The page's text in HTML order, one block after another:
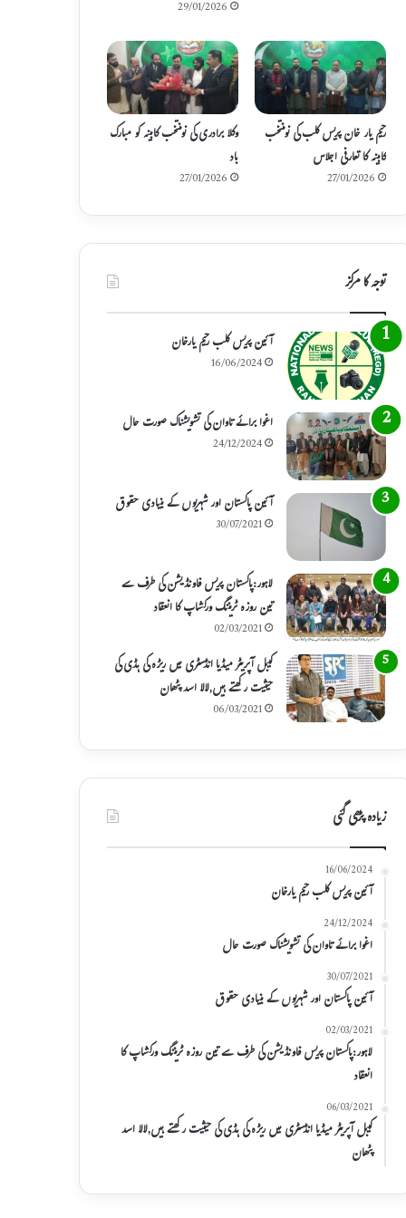
29/01/2026
رحیم یار خان پریس کلب کی نومنتخب
کابینہ کا تعارفی اجلاس
27/01/2026
وکلا برادری کی نومنتخب کابینہ کو مبارک
باد
27/01/2026
توجہ کا مرکز
آئین پریس کلب رحیم یارخان
16/06/2024
اغوا برائے تاوان کی تشویشناک صورت حال
24/12/2024
آئین پاکستان اور شہریوں کے بنیادی حقوق
30/07/2021
لاہور:پاکستان پریس فاونڈیشن کی طرف سے
تین روزہ ٹریننگ ورکشاپ کا انعقاد
02/03/2021
کیبل آپریٹر میڈیا انڈسٹری میں ریڑہ کی ہڈی کی
حیثیت رکھتے ہیں,لالا اسد پٹھان
06/03/2021
زیادہ پڑھی گئی
16/06/2024
آئین پریس کلب رحیم یارخان
24/12/2024
اغوا برائے تاوان کی تشویشناک صورت حال
30/07/2021
آئین پاکستان اور شہریوں کے بنیادی حقوق
02/03/2021
لاہور:پاکستان پریس فاونڈیشن کی طرف سے تین روزہ ٹریننگ ورکشاپ کا
انعقاد
06/03/2021
کیبل آپریٹر میڈیا انڈسٹری میں ریڑہ کی ہڈی کی حیثیت رکھتے ہیں,لالا اسد
پٹھان